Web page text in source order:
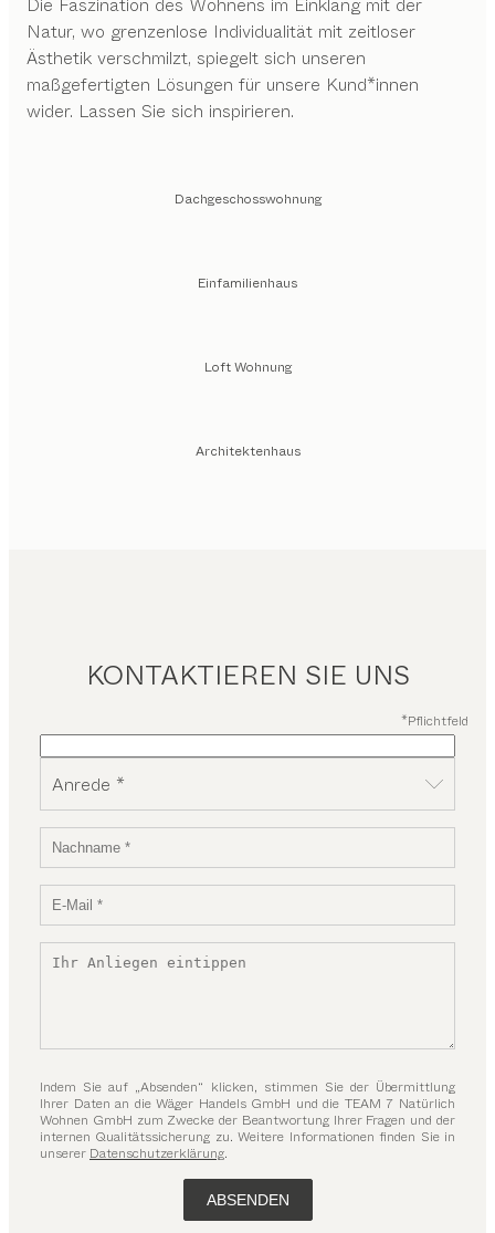
Die Faszination des Wohnens im Einklang mit der
Natur, wo grenzenlose Individualität mit zeitloser
Ästhetik verschmilzt, spiegelt sich unseren
maßgefertigten Lösungen für unsere Kund*innen
wider. Lassen Sie sich inspirieren.
Dachgeschosswohnung
Einfamilienhaus
Loft Wohnung
Architektenhaus
KONTAKTIEREN SIE UNS
*Pflichtfeld
Anrede *
Indem Sie auf „Absenden“ klicken, stimmen Sie der Übermittlung
Ihrer Daten an die Wäger Handels GmbH und die TEAM 7 Natürlich
Wohnen GmbH zum Zwecke der Beantwortung Ihrer Fragen und der
internen Qualitätssicherung zu. Weitere Informationen finden Sie in
unserer Datenschutzerklärung.
ABSENDEN